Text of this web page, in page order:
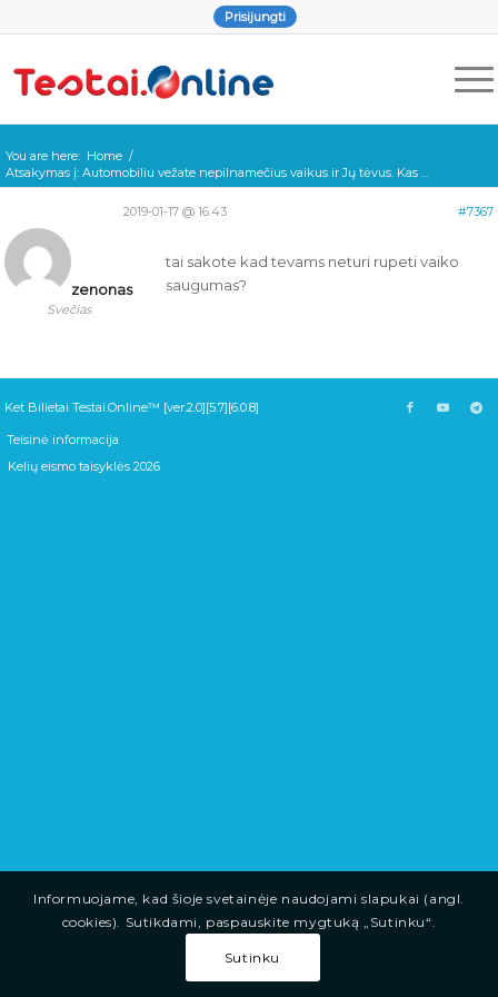
Prisijungti
You are here: Home /
Atsakymas į: Automobiliu vežate nepilnamečius vaikus ir Jų tėvus. Kas ...
2019-01-17 @ 16:43 #7367
zenonas
Svečias
tai sakote kad tevams neturi rupeti vaiko
saugumas?
Ket Bilietai Testai.Online™ [ver.2.0][5.7][6.0.8]
Teisinė informacija
Kelių eismo taisyklės 2026
Informuojame, kad šioje svetainėje naudojami slapukai (angl.
cookies). Sutikdami, paspauskite mygtuką „Sutinku“.
Sutinku